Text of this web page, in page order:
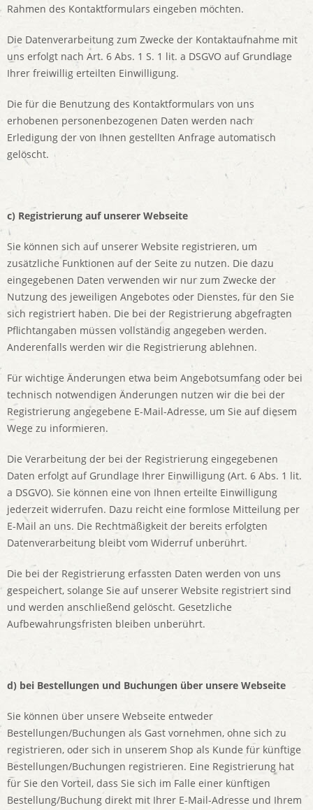
Rahmen des Kontaktformulars eingeben möchten.
Die Datenverarbeitung zum Zwecke der Kontaktaufnahme mit
uns erfolgt nach Art. 6 Abs. 1 S. 1 lit. a DSGVO auf Grundlage
Ihrer freiwillig erteilten Einwilligung.
Die für die Benutzung des Kontaktformulars von uns
erhobenen personenbezogenen Daten werden nach
Erledigung der von Ihnen gestellten Anfrage automatisch
gelöscht.
c) Registrierung auf unserer Webseite
Sie können sich auf unserer Website registrieren, um
zusätzliche Funktionen auf der Seite zu nutzen. Die dazu
eingegebenen Daten verwenden wir nur zum Zwecke der
Nutzung des jeweiligen Angebotes oder Dienstes, für den Sie
sich registriert haben. Die bei der Registrierung abgefragten
Pflichtangaben müssen vollständig angegeben werden.
Anderenfalls werden wir die Registrierung ablehnen.
Für wichtige Änderungen etwa beim Angebotsumfang oder bei
technisch notwendigen Änderungen nutzen wir die bei der
Registrierung angegebene E-Mail-Adresse, um Sie auf diesem
Wege zu informieren.
Die Verarbeitung der bei der Registrierung eingegebenen
Daten erfolgt auf Grundlage Ihrer Einwilligung (Art. 6 Abs. 1 lit.
a DSGVO). Sie können eine von Ihnen erteilte Einwilligung
jederzeit widerrufen. Dazu reicht eine formlose Mitteilung per
E-Mail an uns. Die Rechtmäßigkeit der bereits erfolgten
Datenverarbeitung bleibt vom Widerruf unberührt.
Die bei der Registrierung erfassten Daten werden von uns
gespeichert, solange Sie auf unserer Website registriert sind
und werden anschließend gelöscht. Gesetzliche
Aufbewahrungsfristen bleiben unberührt.
d) bei Bestellungen und Buchungen über unsere Webseite
Sie können über unsere Webseite entweder
Bestellungen/Buchungen als Gast vornehmen, ohne sich zu
registrieren, oder sich in unserem Shop als Kunde für künftige
Bestellungen/Buchungen registrieren. Eine Registrierung hat
für Sie den Vorteil, dass Sie sich im Falle einer künftigen
Bestellung/Buchung direkt mit Ihrer E-Mail-Adresse und Ihrem